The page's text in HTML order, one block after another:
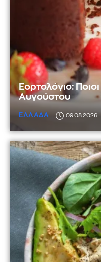
Εορτολόγιο:
Αυγούστου
ΕΛΛΑΔΑ 09.08.2026